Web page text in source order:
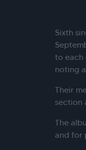
Sixth
to each
noting
Their
section
The
and for